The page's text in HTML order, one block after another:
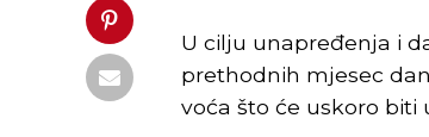
U cilju unapređenja i
prethodnih mjesec
voća što će uskoro biti